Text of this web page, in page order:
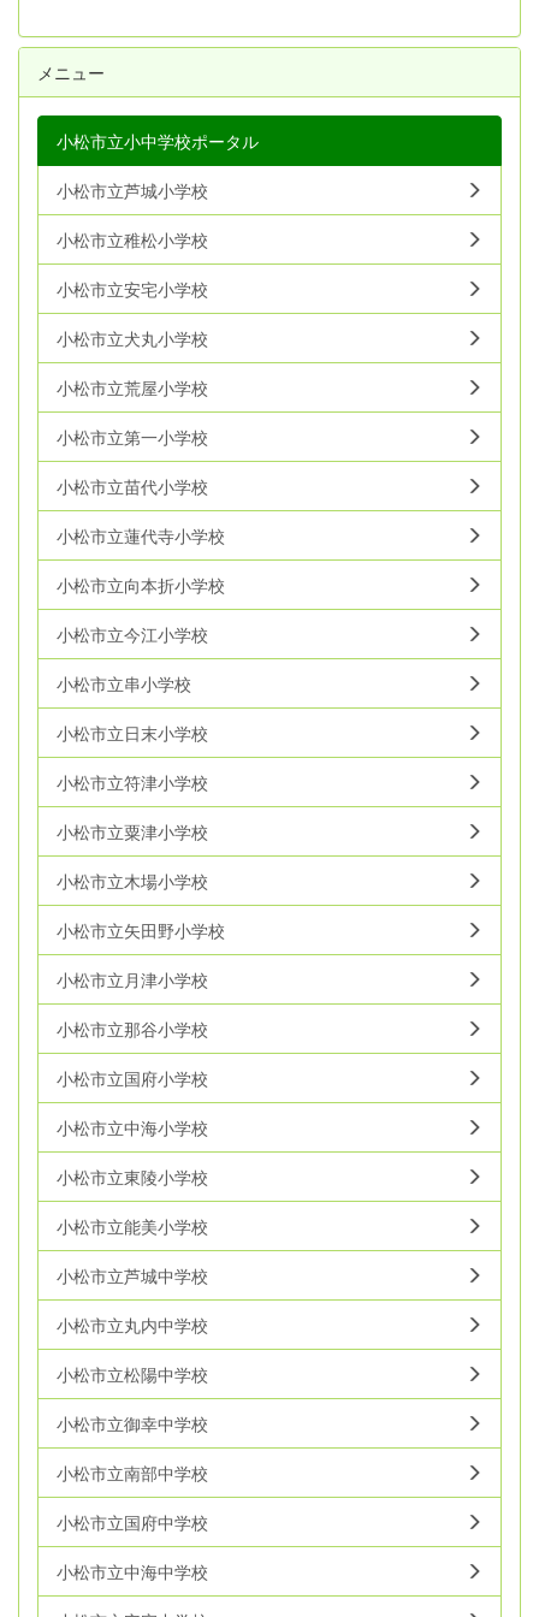
メニュー
小松市立小中学校ポータル
小松市立芦城小学校
小松市立稚松小学校
小松市立安宅小学校
小松市立犬丸小学校
小松市立荒屋小学校
小松市立第一小学校
小松市立苗代小学校
小松市立蓮代寺小学校
小松市立向本折小学校
小松市立今江小学校
小松市立串小学校
小松市立日末小学校
小松市立符津小学校
小松市立粟津小学校
小松市立木場小学校
小松市立矢田野小学校
小松市立月津小学校
小松市立那谷小学校
小松市立国府小学校
小松市立中海小学校
小松市立東陵小学校
小松市立能美小学校
小松市立芦城中学校
小松市立丸内中学校
小松市立松陽中学校
小松市立御幸中学校
小松市立南部中学校
小松市立国府中学校
小松市立中海中学校